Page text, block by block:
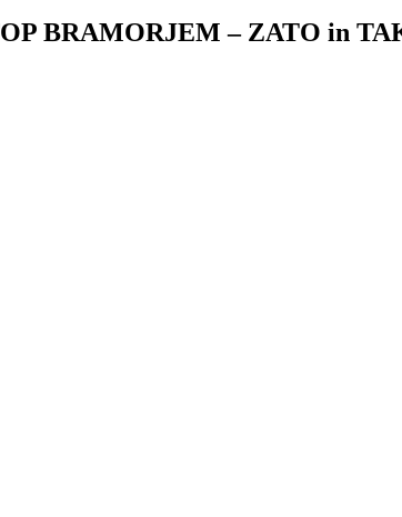
BRAMORJEM – ZATO in